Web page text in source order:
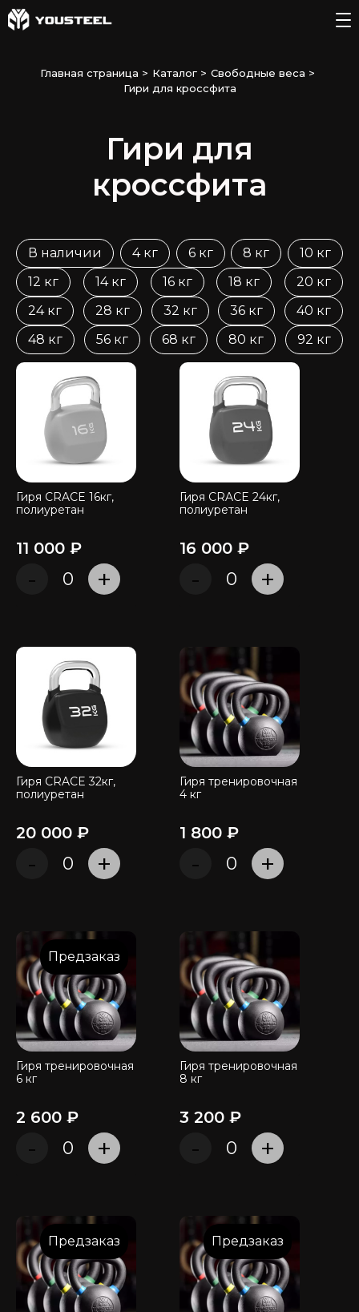
Главная страница > Каталог > Свободные веса >
Гири для кроссфита
Гири для
кроссфита
В наличии 4 кг 6 кг 8 кг
10 кг
12 кг
14 кг 16 кг 18 кг
20 кг
24 кг
28 кг 32 кг 36 кг
40 кг
48 кг
56 кг 68 кг 80 кг 92 кг
Гиря CRACE 16кг,
полиуретан
11 000 ₽
- +
Гиря CRACE 24кг,
полиуретан
16 000 ₽
- +
Гиря CRACE 32кг,
полиуретан
20 000 ₽
- +
Гиря тренировочная
4 кг
1 800 ₽
- +
Предзаказ
Гиря тренировочная
6 кг
2 600 ₽
- +
Гиря тренировочная
8 кг
3 200 ₽
- +
Предзаказ Предзаказ